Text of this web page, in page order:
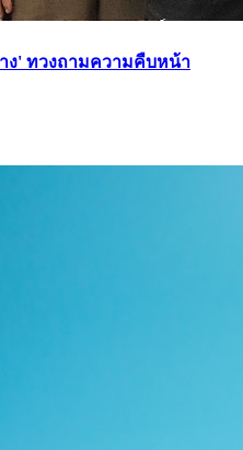
ง' ทวงถามความคืบหน้า